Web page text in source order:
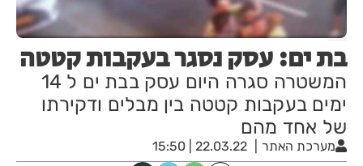
בת ים: עסק נסגר בעקבות קטטה
המשטרה סגרה היום עסק בבת ים ל 14
ימים בעקבות קטטה בין מבלים ודקירתו
של אחד מהם
מערכת האתר 22.03.22 | 15:50